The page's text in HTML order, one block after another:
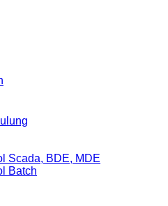
Scada, BDE, MDE
Batch